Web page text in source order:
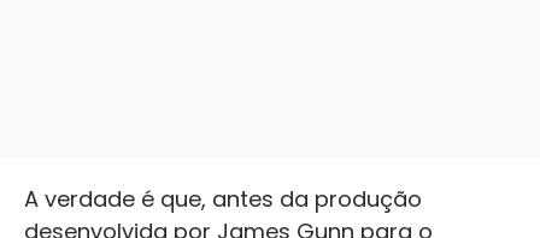
A verdade é que, antes da produção
desenvolvida por James Gunn para o